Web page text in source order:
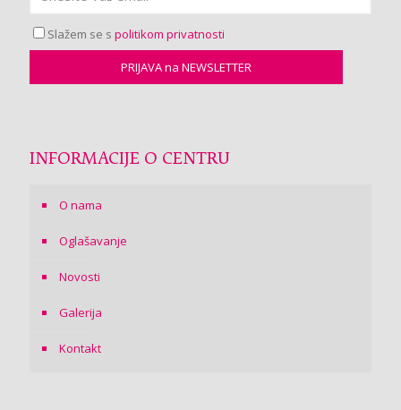
Slažem se s politikom privatnosti
INFORMACIJE O CENTRU
O nama
Oglašavanje
Novosti
Galerija
Kontakt